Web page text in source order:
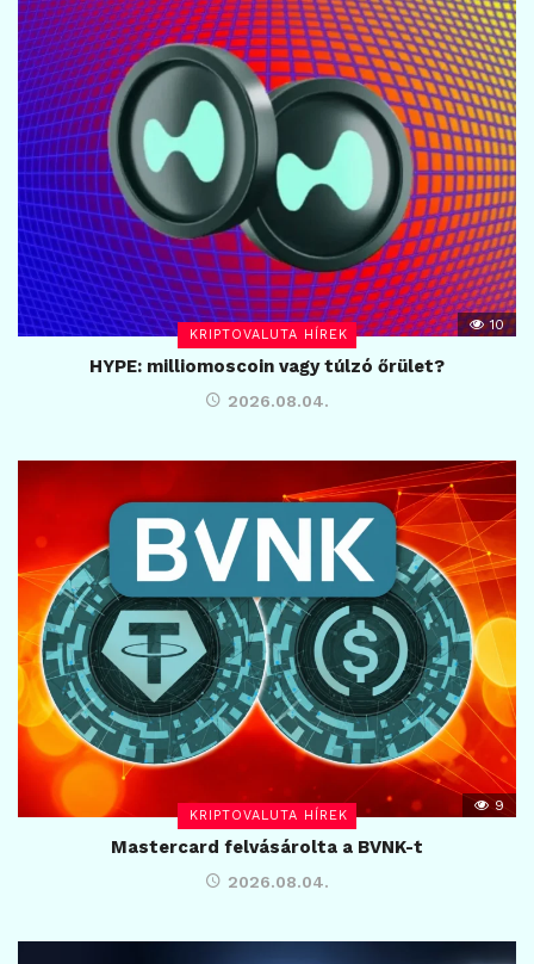
KRIPTOVALUTA HÍREK
10
HYPE: milliomoscoin vagy túlzó őrület?
2026.08.04.
KRIPTOVALUTA HÍREK
9
Mastercard felvásárolta a BVNK-t
2026.08.04.